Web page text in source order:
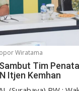
Wiratama
Tim
Itjen Kemhan